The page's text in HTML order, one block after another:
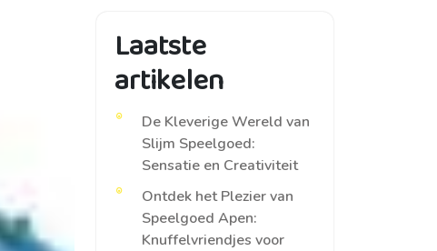
Laatste
artikelen
De Kleverige Wereld van
Slijm Speelgoed:
Sensatie en Creativiteit
Ontdek het Plezier van
Speelgoed Apen:
Knuffelvriendjes voor